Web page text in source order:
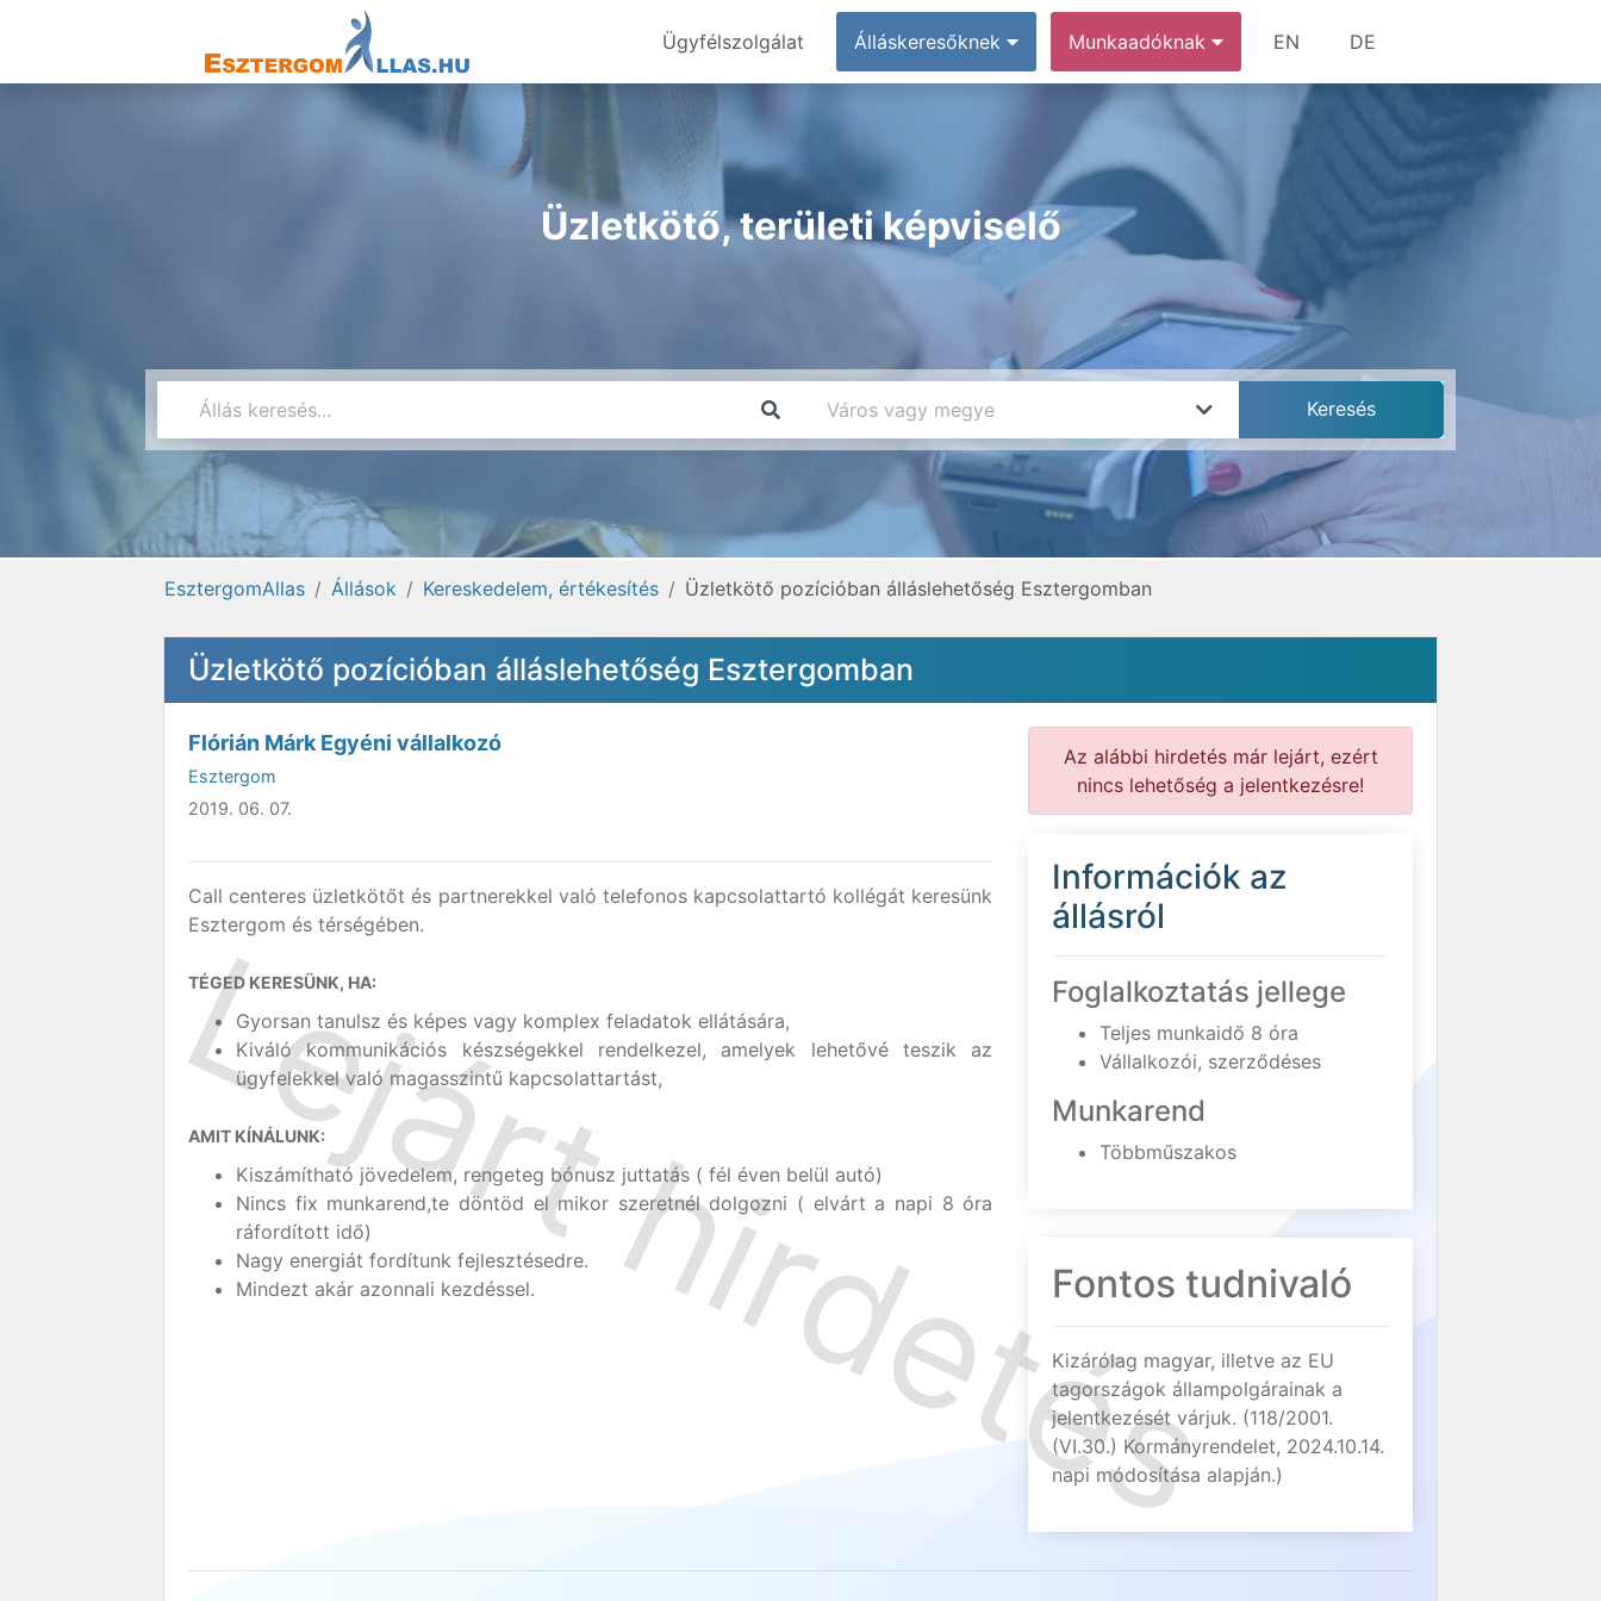
Ügyfélszolgálat Álláskeresőknek Munkaadóknak EN DE
Üzletkötő, területi képviselő
EsztergomAllas Állások Kereskedelem, értékesítés Üzletkötő pozícióban álláslehetőség Esztergomban
Üzletkötő pozícióban álláslehetőség Esztergomban
Flórián Márk Egyéni vállalkozó
Esztergom
2019. 06. 07.
Call centeres üzletkötőt és partnerekkel való telefonos kapcsolattartó kollégát keresünk
Esztergom és térségében.
TÉGED KERESÜNK, HA:
Gyorsan tanulsz és képes vagy komplex feladatok ellátására,
Kiváló kommunikációs készségekkel rendelkezel, amelyek lehetővé teszik az
ügyfelekkel való magasszintű kapcsolattartást,
AMIT KÍNÁLUNK:
Kiszámítható jövedelem, rengeteg bónusz juttatás ( fél éven belül autó)
Nincs fix munkarend,te döntöd el mikor szeretnél dolgozni ( elvárt a napi 8 óra
ráfordított idő)
Nagy energiát fordítunk fejlesztésedre.
Mindezt akár azonnali kezdéssel.
Az alábbi hirdetés már lejárt, ezért
nincs lehetőség a jelentkezésre!
Információk az
állásról
Foglalkoztatás jellege
Teljes munkaidő 8 óra
Vállalkozói, szerződéses
Munkarend
Többműszakos
Fontos tudnivaló
Kizárólag magyar, illetve az EU
tagországok állampolgárainak a
jelentkezését várjuk. (118/2001.
(VI.30.) Kormányrendelet, 2024.10.14.
napi módosítása alapján.)